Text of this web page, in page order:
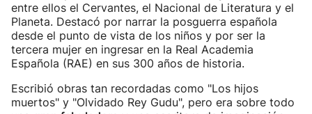
entre ellos el Cervantes, el Nacional de Literatura y el
Planeta. Destacó por narrar la posguerra española
desde el punto de vista de los niños y por ser la
tercera mujer en ingresar en la Real Academia
Española (RAE) en sus 300 años de historia.
Escribió obras tan recordadas como "Los hijos
muertos" y "Olvidado Rey Gudu", pero era sobre todo